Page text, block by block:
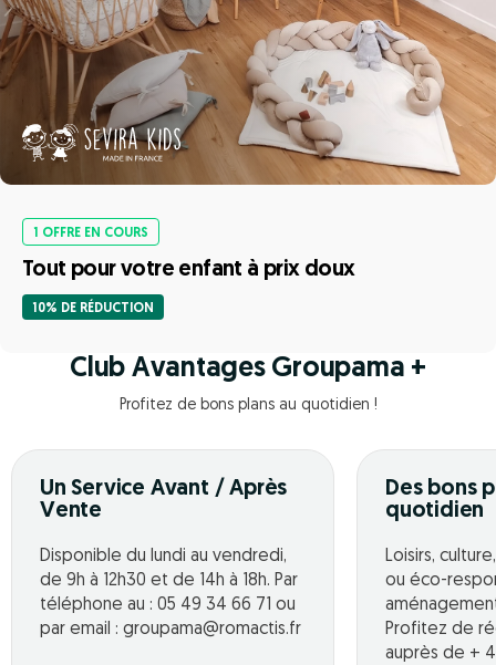
1 OFFRE EN COURS
Tout pour votre enfant à prix doux
10% DE RÉDUCTION
Club Avantages Groupama +
Profitez de bons plans au quotidien !
Un Service Avant / Après
Vente
Disponible du lundi au vendredi,
de 9h à 12h30 et de 14h à 18h. Par
téléphone au : 05 49 34 66 71 ou
par email : groupama@romactis.fr
Des bons
quotidien
Loisirs,
ou éco-
Profitez de
auprès de +